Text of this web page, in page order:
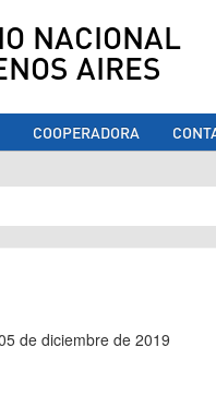
NACIONAL
AIRES
COOPERADORA
aquí
de diciembre de 2019